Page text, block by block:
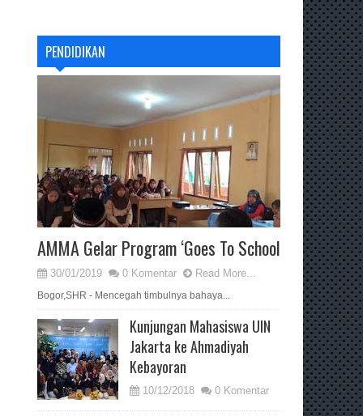
PENDIDIKAN
AMMA Gelar Program ‘Goes To School
30/01/2019 0 Komentar Read More...
Bogor,SHR - Mencegah timbulnya bahaya...
Kunjungan Mahasiswa UIN
Jakarta ke Ahmadiyah
Kebayoran
10/12/2018 0 Komentar